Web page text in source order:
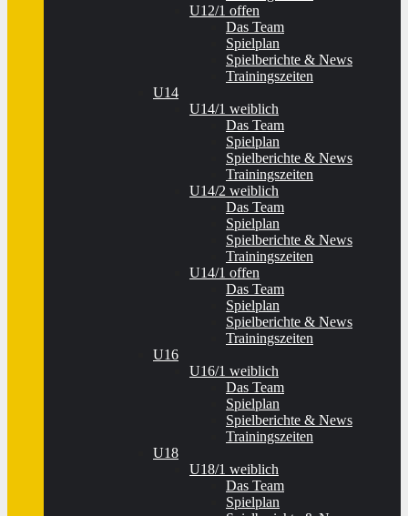
U12/1 offen
Das Team
Spielplan
Spielberichte & News
Trainingszeiten
U14
U14/1 weiblich
Das Team
Spielplan
Spielberichte & News
Trainingszeiten
U14/2 weiblich
Das Team
Spielplan
Spielberichte & News
Trainingszeiten
U14/1 offen
Das Team
Spielplan
Spielberichte & News
Trainingszeiten
U16
U16/1 weiblich
Das Team
Spielplan
Spielberichte & News
Trainingszeiten
U18
U18/1 weiblich
Das Team
Spielplan